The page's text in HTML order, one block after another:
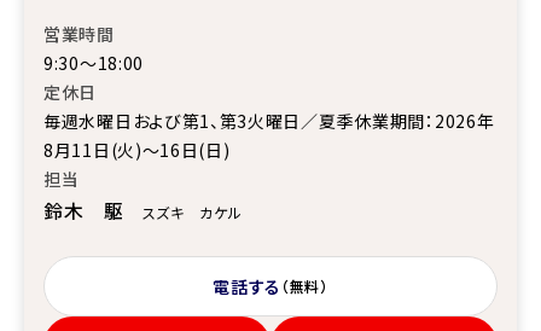
営業時間
9:30～18:00
定休日
毎週水曜日および第1、第3火曜日／夏季休業期間：2026年
8月11日(火)～16日(日)
担当
鈴木 駆 スズキ カケル
電話する （無料）